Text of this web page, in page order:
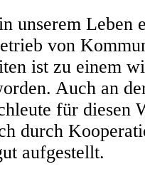
unserem Leben
von
ist zu einem
Auch an
für diesen
durch
aufgestellt.